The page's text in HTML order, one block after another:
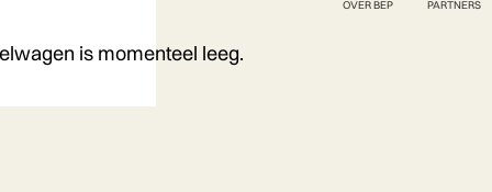
OVER BEP PARTNERS
is momenteel leeg.